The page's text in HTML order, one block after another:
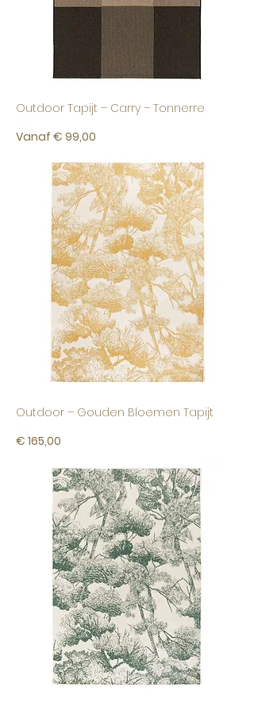
Outdoor Tapijt – Carry – Tonnerre
Vanaf € 99,00
Verkoopprijs
Outdoor – Gouden Bloemen Tapijt
Prijs
€ 165,00